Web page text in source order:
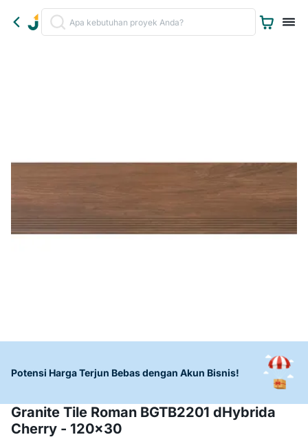
Potensi Harga Terjun Bebas dengan Akun Bisnis!
Granite Tile Roman BGTB2201 dHybrida
Cherry - 120x30